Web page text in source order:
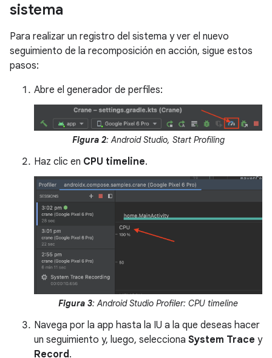
sistema
Para realizar un registro del sistema y ver el nuevo
seguimiento de la recomposición en acción, sigue estos
pasos:
Abre el generador de perfiles:
Figura 2: Android Studio, Start Profiling
Haz clic en CPU timeline.
Figura 3: Android Studio Profiler: CPU timeline
Navega por la app hasta la IU a la que deseas hacer
un seguimiento y, luego, selecciona System Trace y
Record .